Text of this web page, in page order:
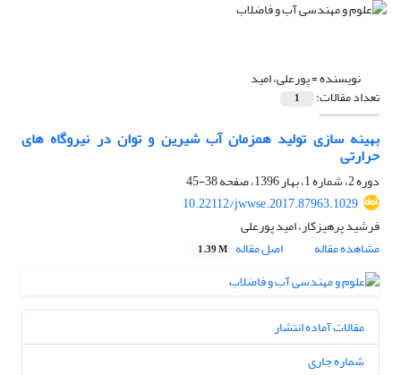
نویسنده =پورعلی، امید
تعداد مقالات: 1
بهینه سازی تولید همزمان آب شیرین و توان در نیروگاه های
حرارتی
دوره 2، شماره 1، بهار 1396، صفحه
38-45
10.22112/jwwse.2017.87963.1029
فرشید پرهیزکار، امید پورعلی
مشاهده مقاله
اصل مقاله 1.39 M
مقالات آماده انتشار
شماره جاری